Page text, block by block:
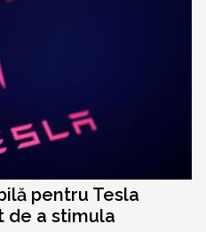
pentru Tesla
de a stimula